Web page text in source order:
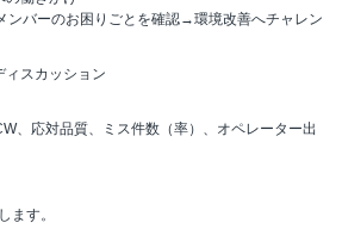
ンバーのお困りごとを確認→環境改善へチャレン
ィスカッション
、応対品質、ミス件数（率）、オペレーター出
ます。